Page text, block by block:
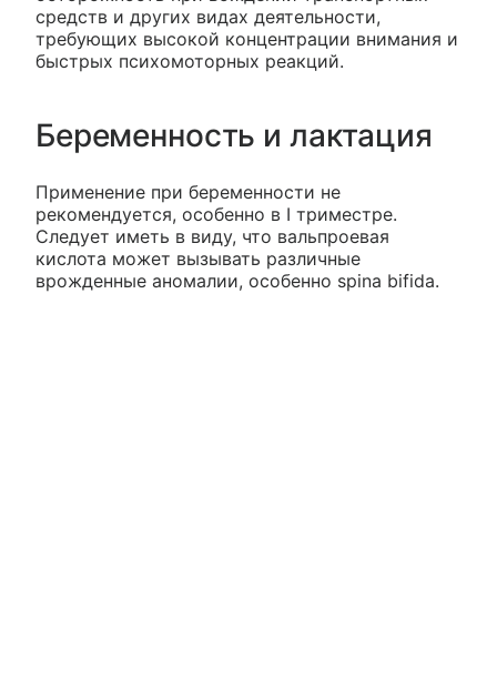
средств и других видах деятельности,
требующих высокой концентрации внимания и
быстрых психомоторных реакций.
Беременность и лактация
Применение при беременности не
рекомендуется, особенно в I триместре.
Следует иметь в виду, что вальпроевая
кислота может вызывать различные
врожденные аномалии, особенно spina bifida.